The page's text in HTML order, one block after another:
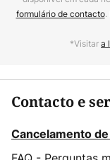
formulário de contacto.
*Visitara
Contacto e
Cancelamento